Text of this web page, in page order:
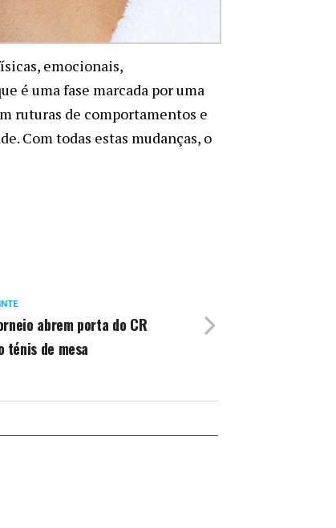
emocionais,
é uma fase marcada por uma
ruturas de comportamentos e
Com todas estas mudanças, o
abrem porta do CR
ténis de mesa